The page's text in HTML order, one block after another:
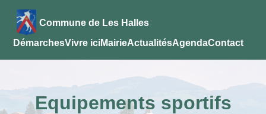
Commune de Les Halles
DémarchesVivre iciMairieActualitésAgendaContact
Equipements sportifs